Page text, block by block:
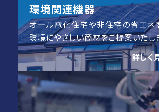
環境関連機器
オール電化住宅や非住宅の省エネ
環境にやさしい商材をご提案いたし
詳しく